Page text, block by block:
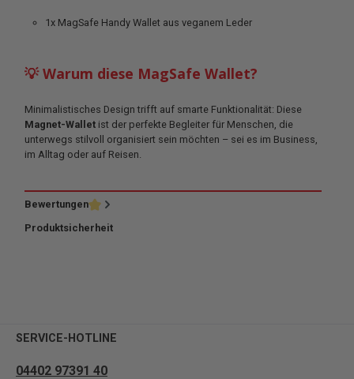
1x MagSafe Handy Wallet aus veganem Leder
💡 Warum diese MagSafe Wallet?
Minimalistisches Design trifft auf smarte Funktionalität: Diese
Magnet-Wallet ist der perfekte Begleiter für Menschen, die
unterwegs stilvoll organisiert sein möchten – sei es im Business,
im Alltag oder auf Reisen.
Bewertungen
Produktsicherheit
SERVICE-HOTLINE
04402 97391 40